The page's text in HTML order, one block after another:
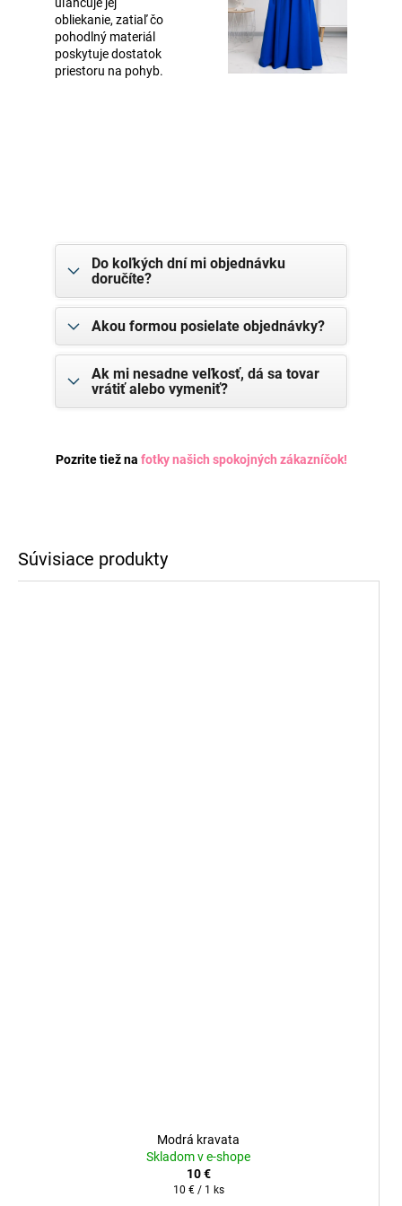
uľahčuje jej
obliekanie, zatiaľ čo
pohodlný materiál
poskytuje dostatok
priestoru na pohyb.
Do koľkých dní mi objednávku
doručíte?
Akou formou posielate objednávky?
Ak mi nesadne veľkosť, dá sa tovar
vrátiť alebo vymeniť?
Pozrite tiež na fotky našich spokojných zákazníčok!
Modrá kravata
Skladom v e-shope
10 €
Jednotková
10 € / 1 ks